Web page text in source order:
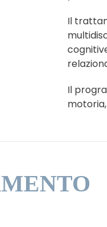
Il
Il